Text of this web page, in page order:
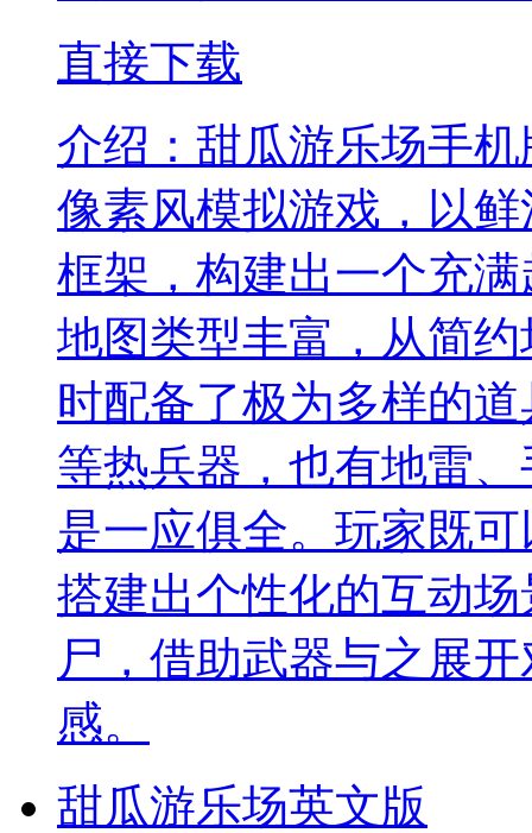
直接下载
介绍： 甜瓜游乐场手
像素风模拟游戏，以
框架，构建出一个充
地图类型丰富，从简
时配备了极为多样的
等热兵器，也有地雷
是一应俱全。玩家既
搭建出个性化的互动
尸，借助武器与之展
感。
甜瓜游乐场英文版